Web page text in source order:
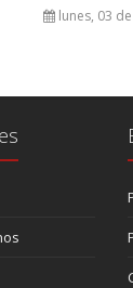
lunes, 03